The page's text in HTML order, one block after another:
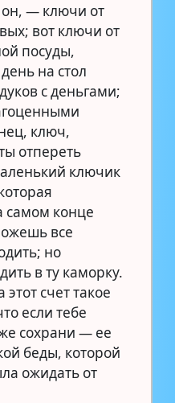
— ключи от
вот ключи от
посуды,
на стол
с деньгами;
ключ,
отпереть
ключик
самом конце
все
но
в ту каморку.
счет такое
если тебе
сохрани — ее
беды, которой
ожидать от